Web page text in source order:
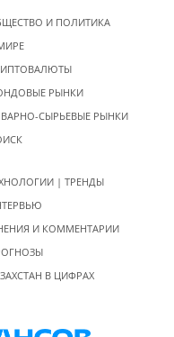
И ПОЛИТИКА
РЫНКИ
СЫРЬЕВЫЕ РЫНКИ
| ТРЕНДЫ
И КОММЕНТАРИИ
В ЦИФРАХ